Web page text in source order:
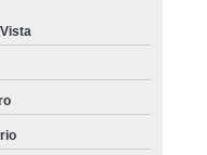
Ipiranga
São Rafael